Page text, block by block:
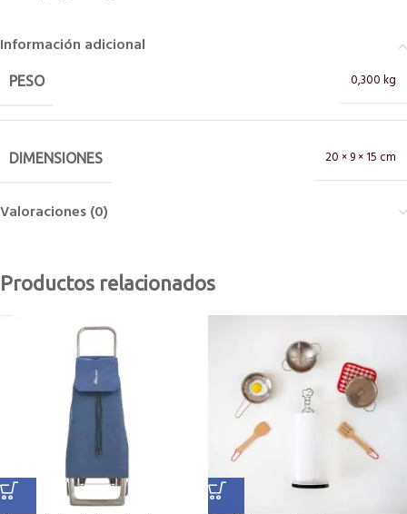
Información adicional
PESO 0,300 kg
DIMENSIONES 20 × 9 × 15 cm
Valoraciones (0)
Productos relacionados